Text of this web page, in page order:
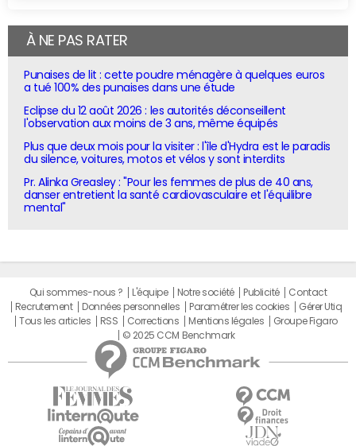
À NE PAS RATER
Punaises de lit : cette poudre ménagère à quelques euros
a tué 100% des punaises dans une étude
Eclipse du 12 août 2026 : les autorités déconseillent
l'observation aux moins de 3 ans, même équipés
Plus que deux mois pour la visiter : l'île d'Hydra est le paradis
du silence, voitures, motos et vélos y sont interdits
Pr. Alinka Greasley : "Pour les femmes de plus de 40 ans,
danser entretient la santé cardiovasculaire et l'équilibre
mental"
Qui sommes-nous ? L'équipe Notre société Publicité
Contact
Recrutement
Données personnelles Paramétrer les cookies
Gérer Utiq
Tous les articles
RSS Corrections Mentions légales
Groupe Figaro
© 2025 CCM Benchmark